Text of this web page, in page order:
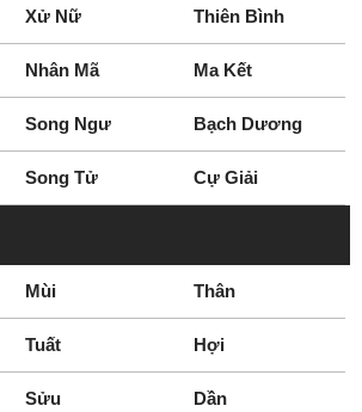
Xử Nữ Thiên Bình
Nhân Mã Ma Kết
Song Ngư Bạch Dương
Song Tử Cự Giải
Mùi Thân
Tuất Hợi
Sửu Dần